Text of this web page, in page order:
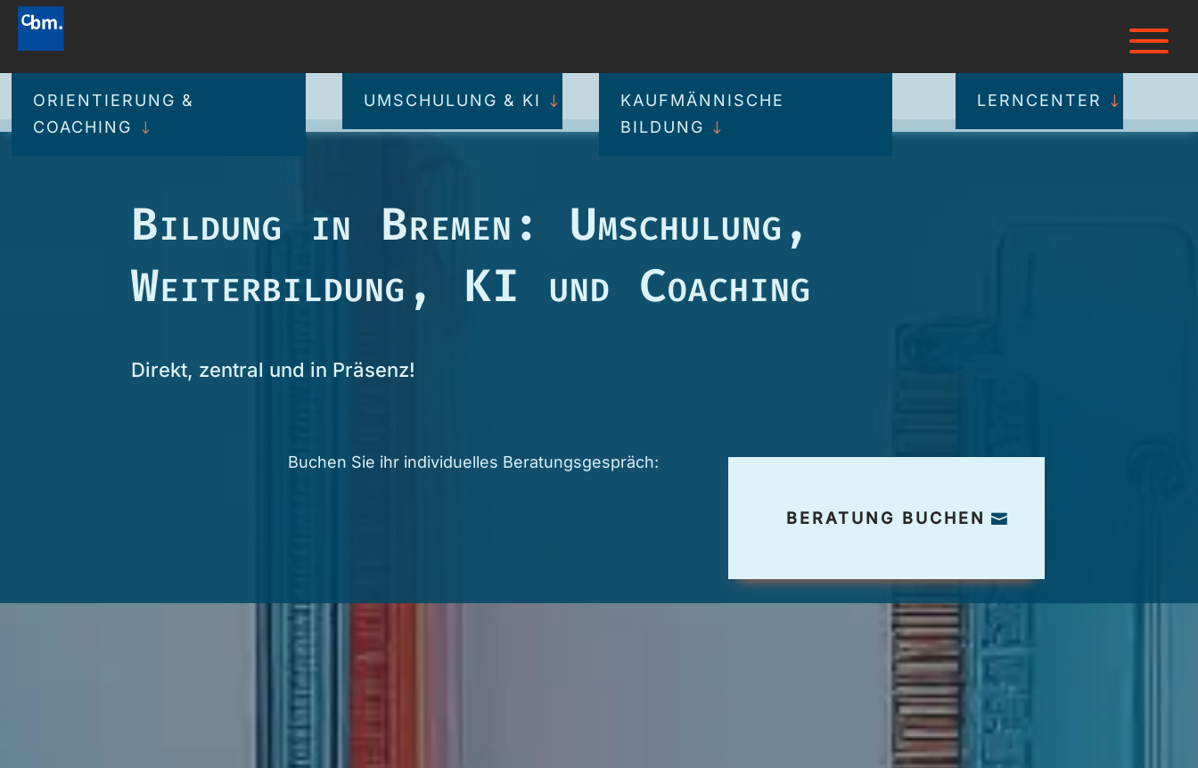
Bildung in Bremen: Umschulung,
Weiterbildung, KI und Coaching
Direkt, zentral und in Präsenz!
Buchen Sie ihr individuelles Beratungsgespräch:
BERATUNG BUCHEN
ORIENTIERUNG &
COACHING
UMSCHULUNG & KI
KAUFMÄNNISCHE
BILDUNG
LERNCENTER